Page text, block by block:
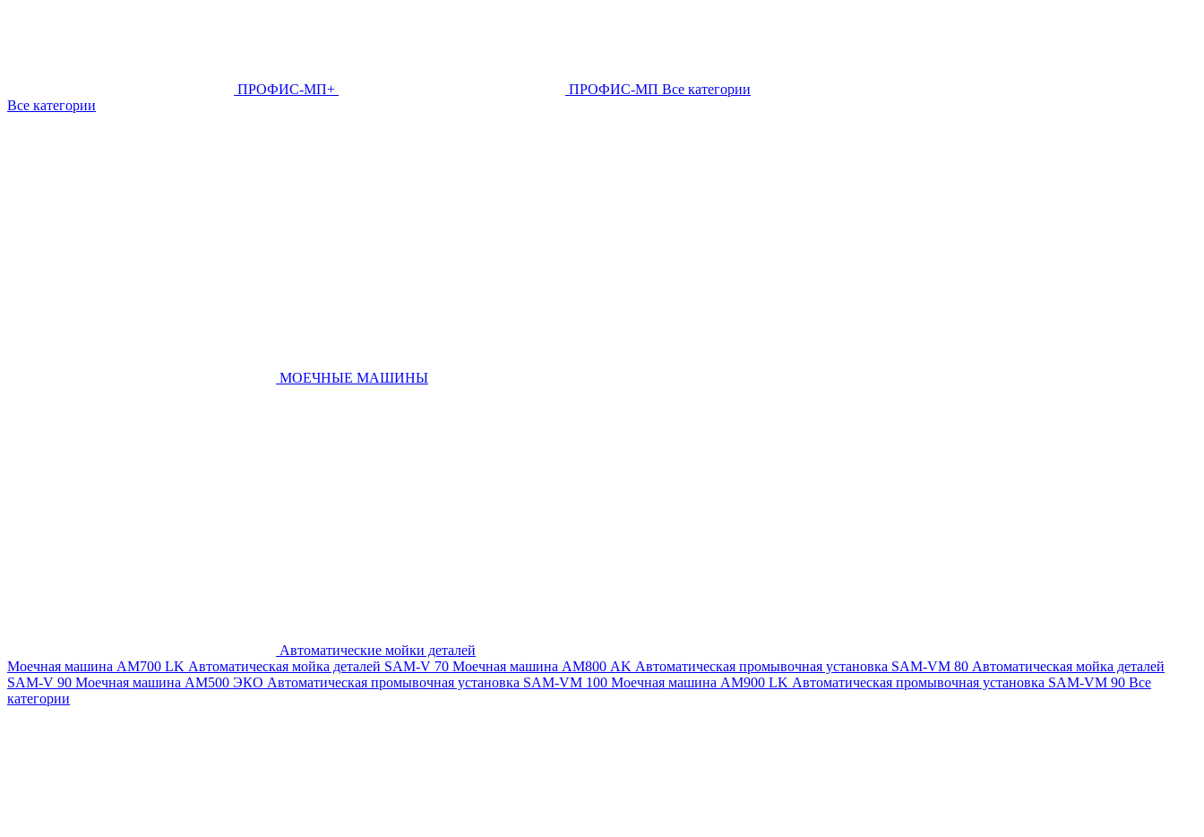
ПРОФИС-МП+ ПРОФИС-МП Все категории
Все категории
МОЕЧНЫЕ МАШИНЫ
Автоматические мойки деталей
Моечная машина AM700 LK Автоматическая мойка деталей SAM-V 70 Моечная машина АМ800 AK Автоматическая промывочная установка SAM-VM 80 Автоматическая мойка деталей
SAM-V 90 Моечная машина АМ500 ЭКО Автоматическая промывочная установка SAM-VM 100 Моечная машина AM900 LK Автоматическая промывочная установка SAM-VM 90 Все
категории